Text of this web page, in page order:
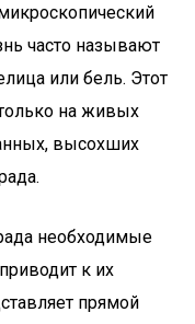
часто называют
или бель. Этот
на живых
высохших
необходимые
к их
прямой